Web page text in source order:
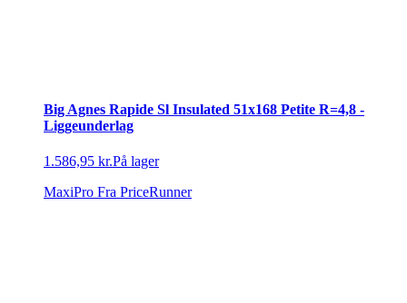
Big Agnes Rapide Sl Insulated 51x168 Petite R=4,8 -
Liggeunderlag
1.586,95 kr.På lager
MaxiPro Fra PriceRunner